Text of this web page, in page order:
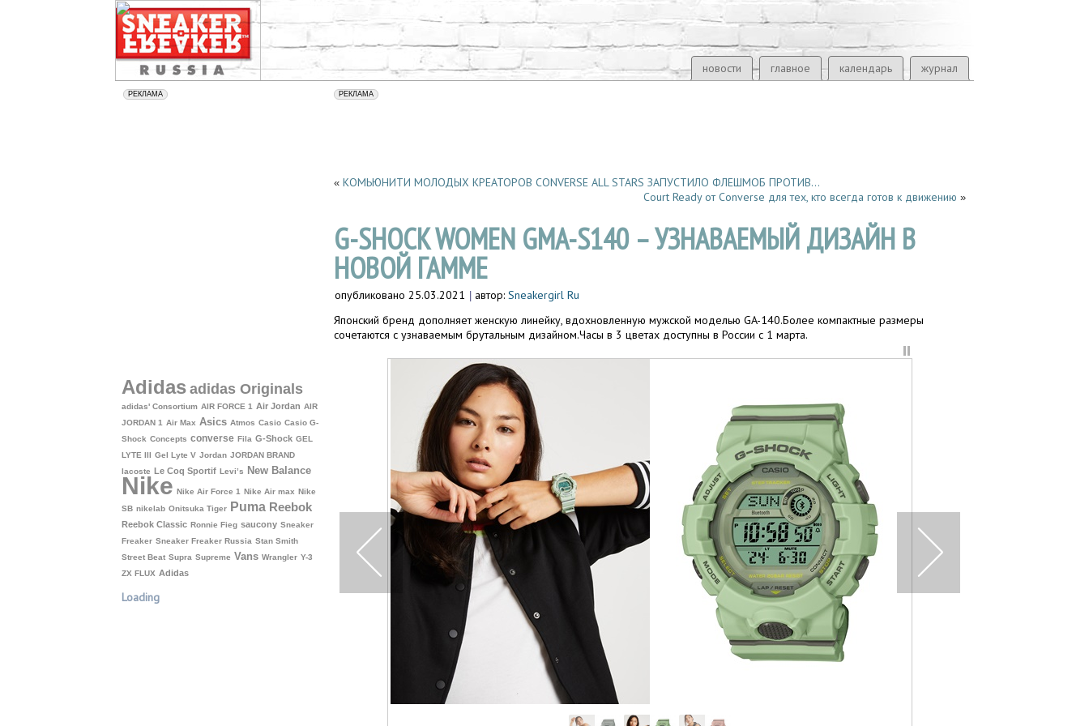
новости главное календарь журнал
Adidas adidas Originals
adidas' Consortium AIR FORCE 1 Air Jordan AIR
JORDAN 1 Air Max Asics Atmos Casio Casio G-
Shock Concepts converse Fila G-Shock GEL
LYTE III Gel Lyte V Jordan JORDAN BRAND
lacoste Le Coq Sportif Levi’s New Balance
Nike Nike Air Force 1 Nike Air max Nike
SB nikelab Onitsuka Tiger Puma Reebok
Reebok Classic Ronnie Fieg saucony Sneaker
Freaker Sneaker Freaker Russia Stan Smith
Street Beat Supra Supreme Vans Wrangler Y-3
ZX FLUX Аdidas
Loading
« КОМЬЮНИТИ МОЛОДЫХ КРЕАТОРОВ CONVERSE ALL STARS ЗАПУСТИЛО ФЛЕШМОБ ПРОТИВ…
Court Ready от Converse для тех, кто всегда готов к движению »
G-SHOCK WOMEN GMA-S140 – УЗНАВАЕМЫЙ ДИЗАЙН В
НОВОЙ ГАММЕ
опубликовано 25.03.2021 автор: Sneakergirl Ru
Японский бренд дополняет женскую линейку, вдохновленную мужской моделью GA-140.Более компактные размеры
сочетаются с узнаваемым брутальным дизайном.Часы в 3 цветах доступны в России с 1 марта.